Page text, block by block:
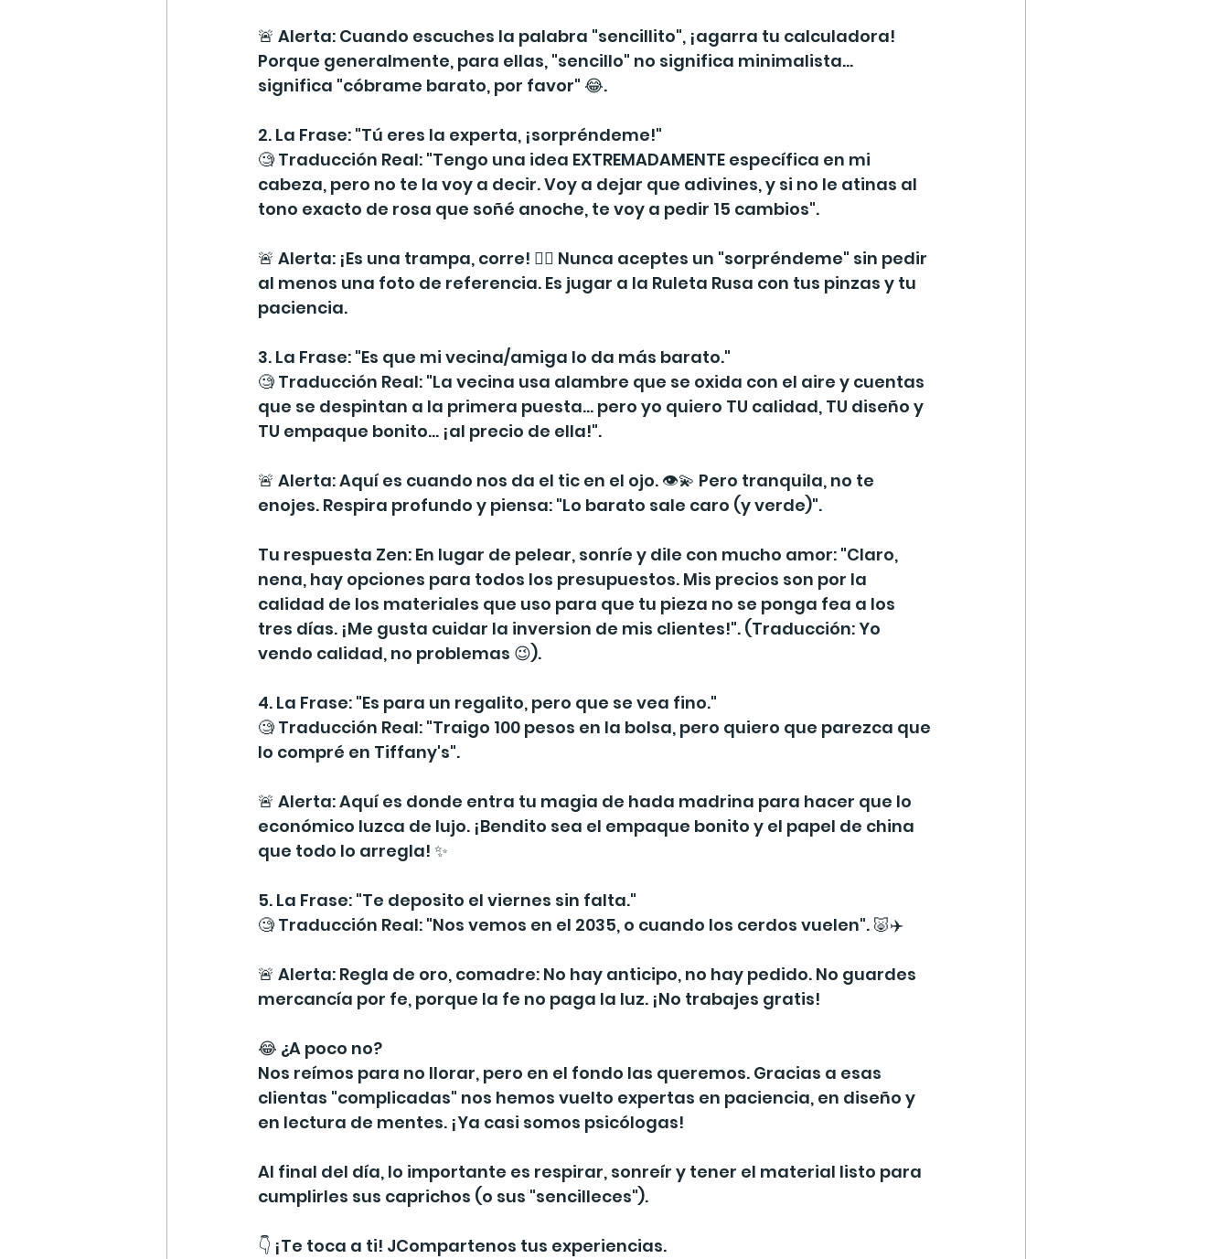
🚨 Alerta: Cuando escuches la palabra "sencillito", ¡agarra tu calculadora!
Porque generalmente, para ellas, "sencillo" no significa minimalista...
significa "cóbrame barato, por favor" 😂.
2. La Frase: "Tú eres la experta, ¡sorpréndeme!"
🧐 Traducción Real: "Tengo una idea EXTREMADAMENTE específica en mi
cabeza, pero no te la voy a decir. Voy a dejar que adivines, y si no le atinas al
tono exacto de rosa que soñé anoche, te voy a pedir 15 cambios".
🚨 Alerta: ¡Es una trampa, corre! 🏃‍♀️ Nunca aceptes un "sorpréndeme" sin pedir
al menos una foto de referencia. Es jugar a la Ruleta Rusa con tus pinzas y tu
paciencia.
3. La Frase: "Es que mi vecina/amiga lo da más barato."
🧐 Traducción Real: "La vecina usa alambre que se oxida con el aire y cuentas
que se despintan a la primera puesta... pero yo quiero TU calidad, TU diseño y
TU empaque bonito... ¡al precio de ella!".
🚨 Alerta: Aquí es cuando nos da el tic en el ojo. 👁️💫 Pero tranquila, no te
enojes. Respira profundo y piensa: "Lo barato sale caro (y verde)".
Tu respuesta Zen: En lugar de pelear, sonríe y dile con mucho amor: "Claro,
nena, hay opciones para todos los presupuestos. Mis precios son por la
calidad de los materiales que uso para que tu pieza no se ponga fea a los
tres días. ¡Me gusta cuidar la inversion de mis clientes!". (Traducción: Yo
vendo calidad, no problemas 😉).
4. La Frase: "Es para un regalito, pero que se vea fino."
🧐 Traducción Real: "Traigo 100 pesos en la bolsa, pero quiero que parezca que
lo compré en Tiffany's".
🚨 Alerta: Aquí es donde entra tu magia de hada madrina para hacer que lo
económico luzca de lujo. ¡Bendito sea el empaque bonito y el papel de china
que todo lo arregla! ✨
5. La Frase: "Te deposito el viernes sin falta."
🧐 Traducción Real: "Nos vemos en el 2035, o cuando los cerdos vuelen". 🐷✈️
🚨 Alerta: Regla de oro, comadre: No hay anticipo, no hay pedido. No guardes
mercancía por fe, porque la fe no paga la luz. ¡No trabajes gratis!
😂 ¿A poco no?
Nos reímos para no llorar, pero en el fondo las queremos. Gracias a esas
clientas "complicadas" nos hemos vuelto expertas en paciencia, en diseño y
en lectura de mentes. ¡Ya casi somos psicólogas!
Al final del día, lo importante es respirar, sonreír y tener el material listo para
cumplirles sus caprichos (o sus "sencilleces").
👇 ¡Te toca a ti! JCompartenos tus experiencias.